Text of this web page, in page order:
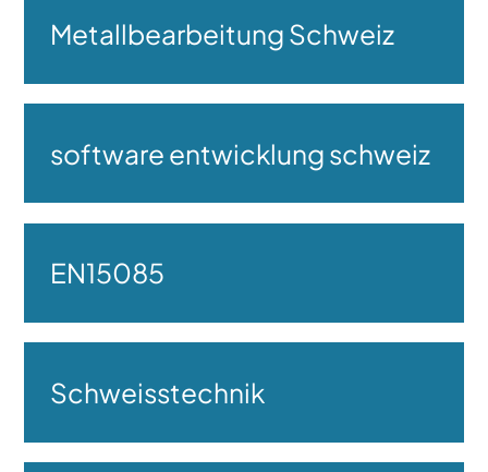
Metallbearbeitung Schweiz
software entwicklung schweiz
EN15085
Schweisstechnik